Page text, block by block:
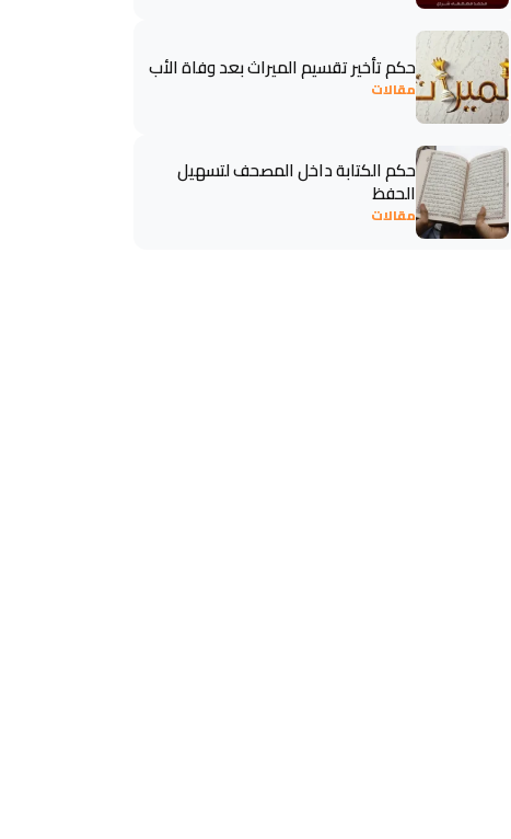
حكم تأخير تقسيم الميراث بعد وفاة الأب
مقالات
حكم الكتابة داخل المصحف لتسهيل
الحفظ
مقالات